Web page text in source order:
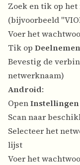
Zoek en tik op
(bijvoorbeeld
Voer het
Tik op Deelnemen
Bevestig de
netwerknaam)
Android:
OpenInstellingen
Scan naar
Selecteer het
lijst
Voer het